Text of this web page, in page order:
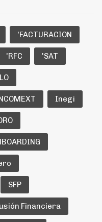
'FACTURACION
'RFC 'SAT
Inegi
SFP
Financiera